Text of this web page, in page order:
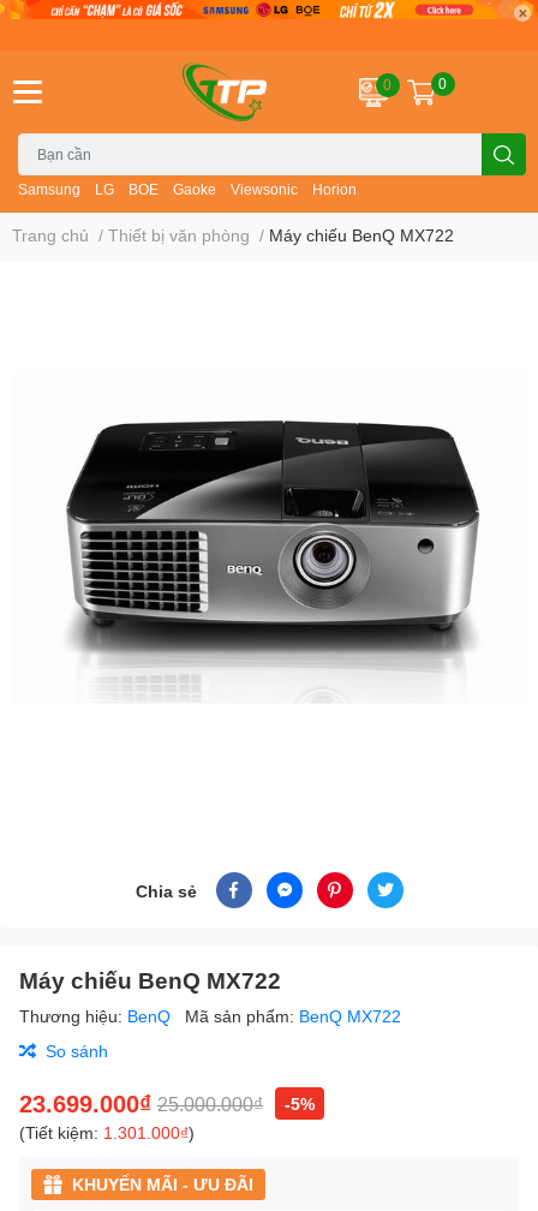
Samsung LG BOE Gaoke Viewsonic Horion
0 0
Trang chủ / Thiết bị văn phòng / Máy chiếu BenQ MX722
Chia sẻ
Máy chiếu BenQ MX722
Thương hiệu: BenQ Mã sản phẩm: BenQ MX722
So sánh
23.699.000₫ 25.000.000₫
-5%
(Tiết kiệm: 1.301.000₫)
KHUYẾN MÃI - ƯU ĐÃI